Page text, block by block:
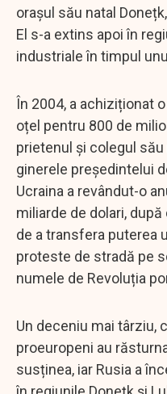
orașul său natal
El s-a extins apoi în
industriale în timpul
În 2004, a achiziționat
oțel pentru 800 de
prietenul și colegul
ginerele președintelui
Ucraina a revândut-o
miliarde de dolari,
de a transfera puterea
proteste de stradă pe
numele de Revoluția
Un deceniu mai târziu,
proeuropeni au
susținea, iar Rusia a